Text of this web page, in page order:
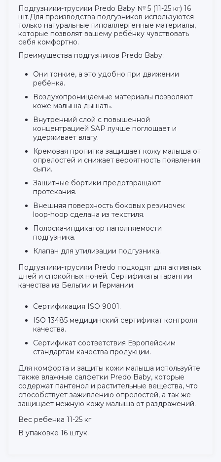
Подгузники-трусики Predo Baby № 5 (11-25 кг) 16
шт.Для производства подгузников используются
только натуральные гипоаллергенные материалы,
которые позволят вашему ребёнку чувствовать
себя комфортно.
Преимущества подгузников Predo Baby:
Они тонкие, а это удобно при движении
ребёнка.
Воздухопроницаемые материалы позволяют
коже малыша дышать.
Внутренний слой с повышенной
концентрацией SAP лучше поглощает и
удерживает влагу.
Кремовая пропитка защищает кожу малыша от
опрелостей и снижает вероятность появления
сыпи.
Защитные бортики предотвращают
протекания.
Внешняя поверхность боковых резиночек
loop-hoop сделана из текстиля.
Полоска-индикатор наполняемости
подгузника.
Клапан для утилизации подгузника.
Подгузники-трусики Predo подходят для активных
дней и спокойных ночей. Сертификаты гарантии
качества из Бельгии и Германии:
Сертификация ISO 9001.
ISO 13485 медицинский сертификат контроля
качества.
Сертификат соответствия Европейским
стандартам качества продукции.
Для комфорта и защиты кожи малыша используйте
также влажные салфетки Predo Baby, которые
содержат пантенол и растительные вещества, что
способствует заживлению опрелостей, а так же
защищает нежную кожу малыша от раздражений.
Вес ребенка 11-25 кг
В упаковке 16 штук.